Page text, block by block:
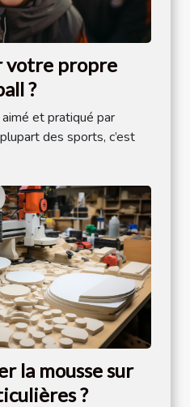
votre propre
?
et pratiqué par
des sports, c’est
la mousse sur
?